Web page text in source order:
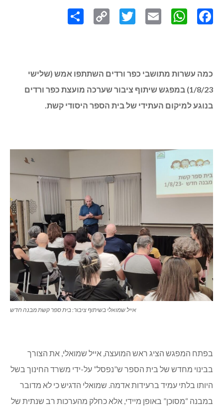
Link
כמה עשרות מתושבי כפר ורדים השתתפו אמש (שלישי
1/8/23) במפגש שיתוף ציבור שערכה מועצת כפר ורדים
בנוגע למיקום העתידי של בית הספר היסודי קשת.
אייל שמואלי בשיתוף ציבור: בית ספר קשת מבנה חדש
בפתח המפגש הציג ראש המועצה, אייל שמואלי, את הצורך
בבינוי מחדש של בית הספר ש”נפסל” על-ידי משרד החינוך בשל
היותו בלתי עמיד ברעידות אדמה. שמואלי הדגיש כי לא מדובר
במבנה “מסוכן” באופן מיידי, אלא כחלק מהערכות רב שנתית של